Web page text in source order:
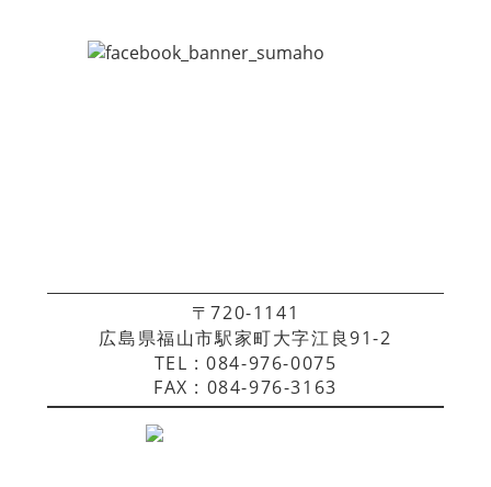
〒720-1141
広島県福山市駅家町大字江良91-2
TEL : 084-976-0075
FAX : 084-976-3163